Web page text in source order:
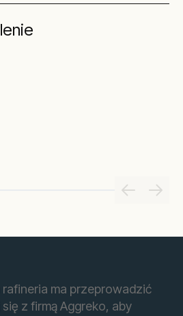
ma przeprowadzić
z firmą Aggreko, aby